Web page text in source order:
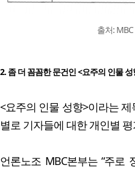
출처:
2. 좀 더 꼼꼼한 문건인 <요주의 인물 성
<요주의 인물 성향>이라는
별로 기자들에 대한 개인별
언론노조 MBC본부는 “주로